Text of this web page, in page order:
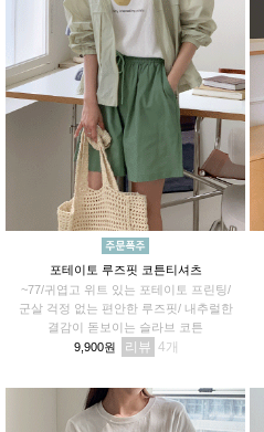
포테이토 루즈핏 코튼티셔츠
~77/귀엽고 위트 있는 포테이토 프린팅/
군살 걱정 없는 편안한 루즈핏/ 내추럴한
결감이 돋보이는 슬라브 코튼
9,900원
리뷰 4